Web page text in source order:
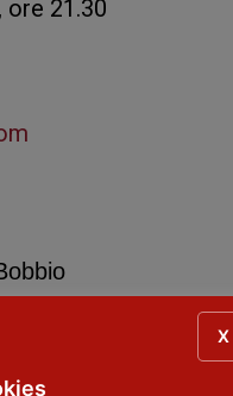
ore 21.30
X